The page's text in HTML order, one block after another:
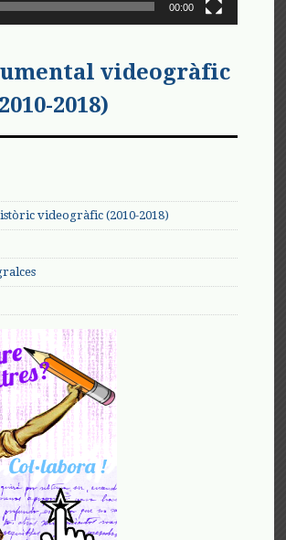
00:00
videogràfic
2018)
videogràfic (2010-2018)